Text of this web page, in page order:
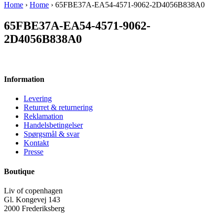
Home › Home › 65FBE37A-EA54-4571-9062-2D4056B838A0
65FBE37A-EA54-4571-9062-
2D4056B838A0
Information
Levering
Returret & returnering
Reklamation
Handelsbetingelser
Spørgsmål & svar
Kontakt
Presse
Boutique
Liv of copenhagen
Gl. Kongevej 143
2000 Frederiksberg